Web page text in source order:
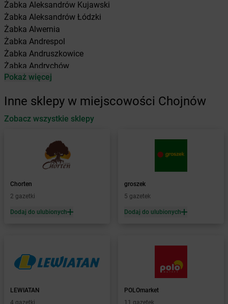
Żabka Aleksandrów Kujawski
Żabka Aleksandrów Łódzki
Żabka Alwernia
Żabka Andrespol
Żabka Andruszkowice
Żabka Andrychów
Żabka Antonie
Żabka Automat
Żabka Babica
Babimost
Baborów
Baboszewo
Żabka Bachowice
Żabka Bądkowo
Żabka Bąków
Żabka Baranowo
Żabka Barcin
Żabka Bardo
Pokaż więcej
Inne sklepy w miejscowości Chojnów
Zobacz wszystkie sklepy
Chorten
2 gazetki
Dodaj do ulubionych
groszek
5 gazetek
Dodaj do ulubionych
LEWIATAN
4 gazetki
POLOmarket
11 gazetek